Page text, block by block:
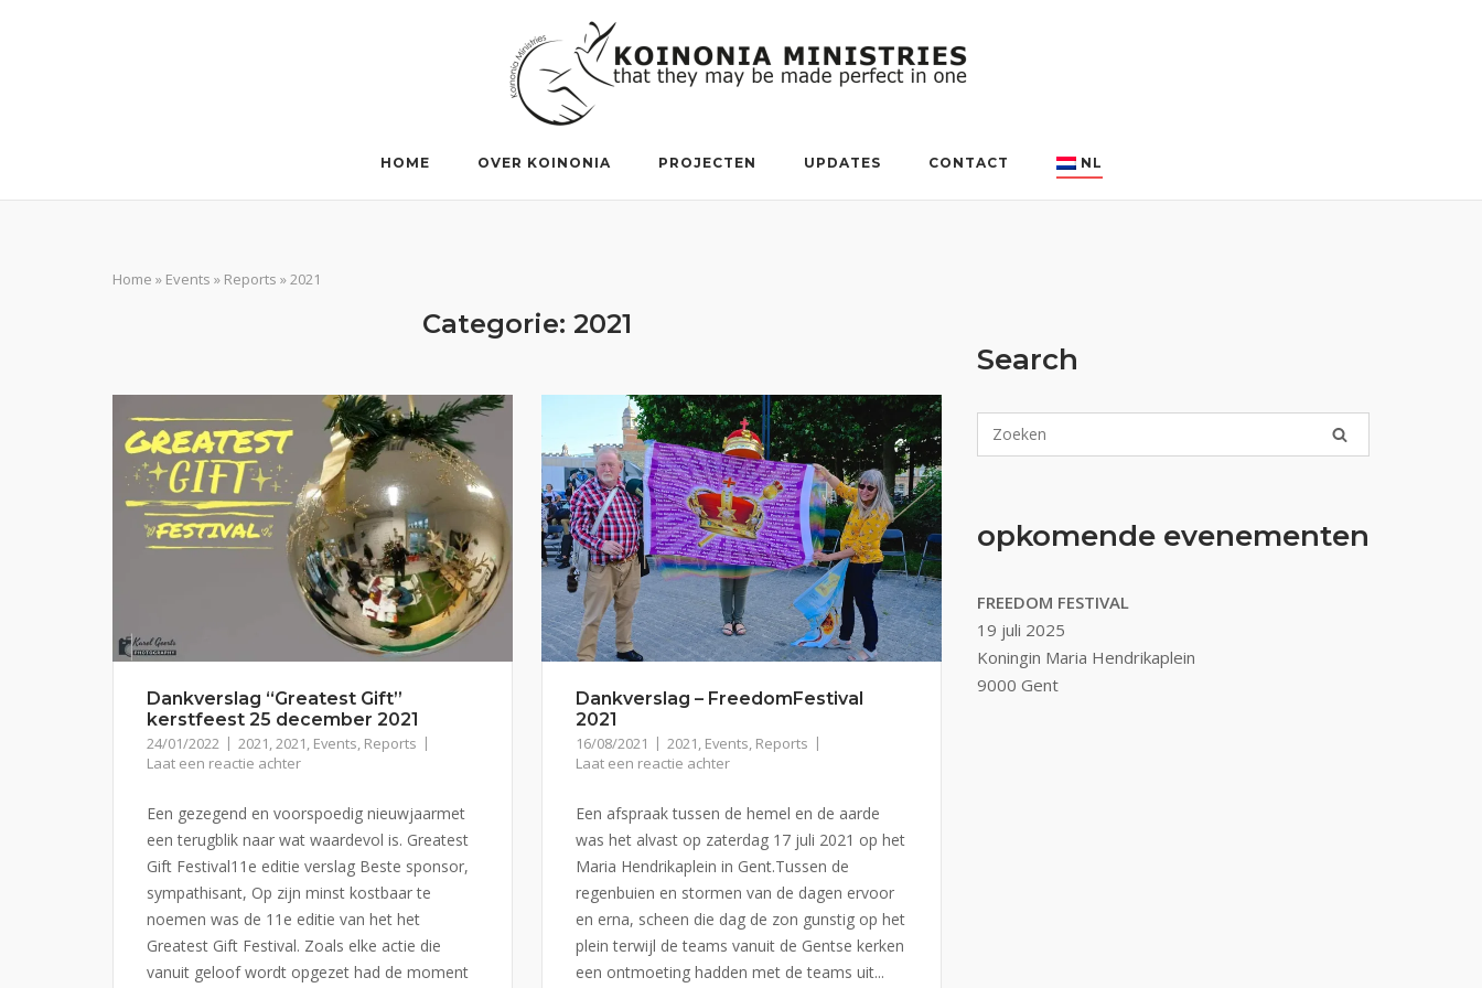
HOME OVER KOINONIA PROJECTEN UPDATES CONTACT NL
Home » Events » Reports »2021
Categorie:2021
Dankverslag “Greatest Gift”
kerstfeest 25 december 2021
24/01/2022 2021,2021, Events, Reports
Laat een reactie achter
Een gezegend en voorspoedig nieuwjaarmet
een terugblik naar wat waardevol is. Greatest
Gift Festival11e editie verslag Beste sponsor,
sympathisant, Op zijn minst kostbaar te
noemen was de 11e editie van het het
Greatest Gift Festival. Zoals elke actie die
vanuit geloof wordt opgezet had de moment
Dankverslag – FreedomFestival
2021
16/08/2021 2021, Events, Reports
Laat een reactie achter
Een afspraak tussen de hemel en de aarde
was het alvast op zaterdag 17 juli 2021 op het
Maria Hendrikaplein in Gent.Tussen de
regenbuien en stormen van de dagen ervoor
en erna, scheen die dag de zon gunstig op het
plein terwijl de teams vanuit de Gentse kerken
een ontmoeting hadden met de teams uit...
Search
opkomende evenementen
FREEDOM FESTIVAL
19 juli 2025
Koningin Maria Hendrikaplein
9000 Gent